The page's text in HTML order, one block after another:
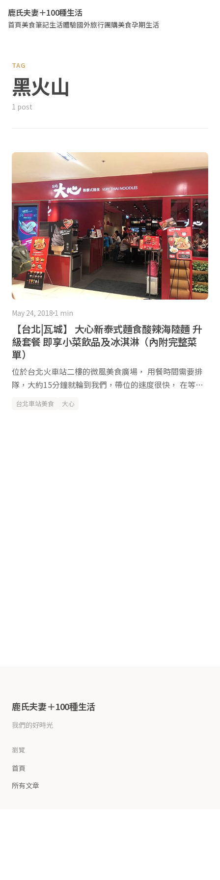
鹿氏夫妻＋100種生活
首頁美食筆記生活體驗國外旅行團購美食孕期生活
TAG
黑火山
1 post
May 24, 2018 1 min
【台北|瓦城】 大心新泰式麵食酸辣海陸麵 升
級套餐 即享小菜飲品及冰淇淋（內附完整菜
單）
位於台北火車站二樓的微風美食廣場， 用餐時間需要排
隊，大約15分鐘就輪到我們，帶位的速度很快， 在等待
時服務小姐會先給您菜單，也可以順便點餐 新品的菜
單， 啾心小蝦餅$159 泰好翅 蝦醬雞翅＄70 但是我們第
台北車站美食 大心
鹿氏夫妻＋100種生活
我們的好時光
瀏覽
首頁
所有文章